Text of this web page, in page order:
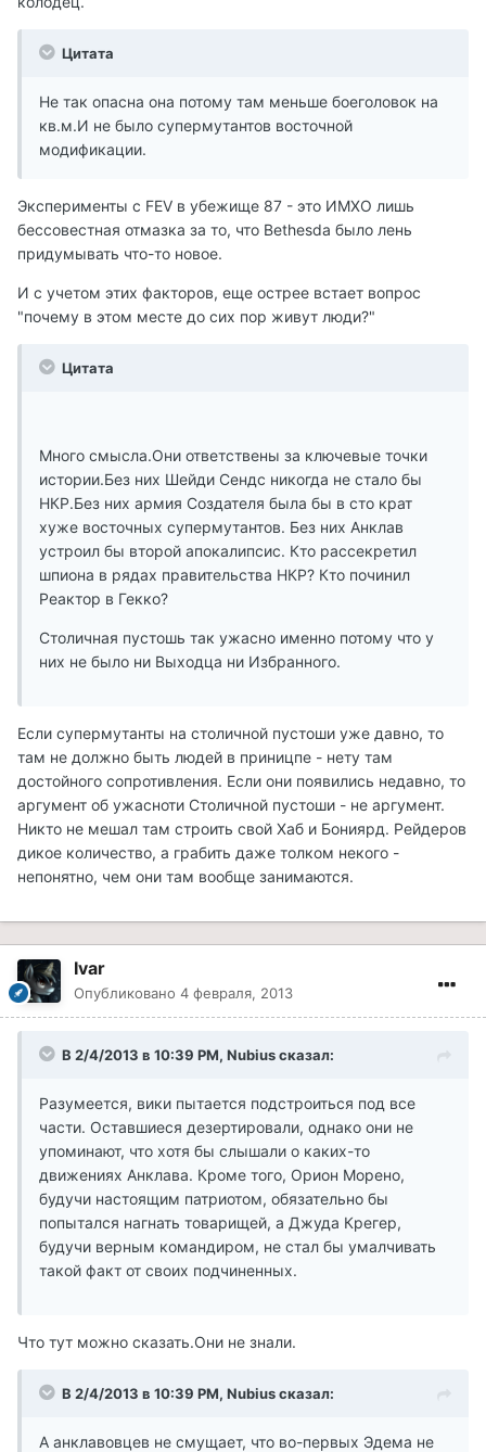
Цитата
Не так опасна она потому там меньше боеголовок на
кв.м.И не было супермутантов восточной
модификации.
Эксперименты с FEV в убежище 87 - это ИМХО лишь
бессовестная отмазка за то, что Bethesda было лень
придумывать что-то новое.
И с учетом этих факторов, еще острее встает вопрос
"почему в этом месте до сих пор живут люди?"
Цитата
Много смысла.Они ответствены за ключевые точки
истории.Без них Шейди Сендс никогда не стало бы
НКР.Без них армия Создателя была бы в сто крат
хуже восточных супермутантов. Без них Анклав
устроил бы второй апокалипсис. Кто рассекретил
шпиона в рядах правительства НКР? Кто починил
Реактор в Гекко?
Столичная пустошь так ужасно именно потому что у
них не было ни Выходца ни Избранного.
Если супермутанты на столичной пустоши уже давно, то
там не должно быть людей в приницпе - нету там
достойного сопротивления. Если они появились недавно, то
аргумент об ужасноти Столичной пустоши - не аргумент.
Никто не мешал там строить свой Хаб и Бониярд. Рейдеров
дикое количество, а грабить даже толком некого -
непонятно, чем они там вообще занимаются.
Ivar
Опубликовано 4 февраля, 2013
В 2/4/2013 в 10:39 PM, Nubius сказал:
Разумеется, вики пытается подстроиться под все
части. Оставшиеся дезертировали, однако они не
упоминают, что хотя бы слышали о каких-то
движениях Анклава. Кроме того, Орион Морено,
будучи настоящим патриотом, обязательно бы
попытался нагнать товарищей, а Джуда Крегер,
будучи верным командиром, не стал бы умалчивать
такой факт от своих подчиненных.
Что тут можно сказать.Они не знали.
В 2/4/2013 в 10:39 PM, Nubius сказал:
А анклавовцев не смущает, что во-первых Эдема не